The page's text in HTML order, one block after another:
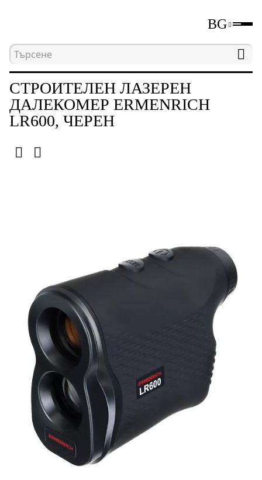
BG
Начална страница Лазерни
СТРОИТЕЛЕН ЛАЗЕРЕН
ДАЛЕКОМЕР ERMENRICH
LR600, ЧЕРЕН